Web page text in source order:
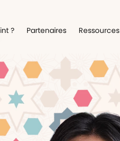
? Partenaires Ressources
la gestion de votre processus de
l'intégration de vos nouveaux
meilleur suivi des parcours de
de vos collaborateurs